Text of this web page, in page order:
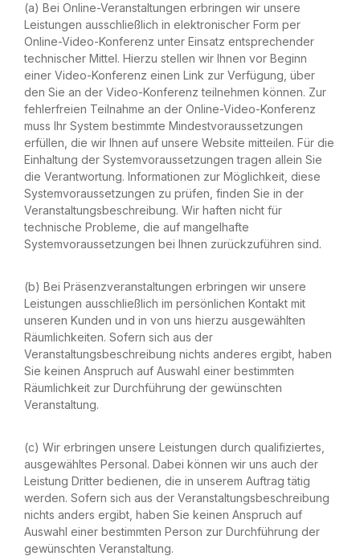
(a) Bei Online-Veranstaltungen erbringen wir unsere
Leistungen ausschließlich in elektronischer Form per
Online-Video-Konferenz unter Einsatz entsprechender
technischer Mittel. Hierzu stellen wir Ihnen vor Beginn
einer Video-Konferenz einen Link zur Verfügung, über
den Sie an der Video-Konferenz teilnehmen können. Zur
fehlerfreien Teilnahme an der Online-Video-Konferenz
muss Ihr System bestimmte Mindestvoraussetzungen
erfüllen, die wir Ihnen auf unsere Website mitteilen. Für die
Einhaltung der Systemvoraussetzungen tragen allein Sie
die Verantwortung. Informationen zur Möglichkeit, diese
Systemvoraussetzungen zu prüfen, finden Sie in der
Veranstaltungsbeschreibung. Wir haften nicht für
technische Probleme, die auf mangelhafte
Systemvoraussetzungen bei Ihnen zurückzuführen sind.
(b) Bei Präsenzveranstaltungen erbringen wir unsere
Leistungen ausschließlich im persönlichen Kontakt mit
unseren Kunden und in von uns hierzu ausgewählten
Räumlichkeiten. Sofern sich aus der
Veranstaltungsbeschreibung nichts anderes ergibt, haben
Sie keinen Anspruch auf Auswahl einer bestimmten
Räumlichkeit zur Durchführung der gewünschten
Veranstaltung.
(c) Wir erbringen unsere Leistungen durch qualifiziertes,
ausgewähltes Personal. Dabei können wir uns auch der
Leistung Dritter bedienen, die in unserem Auftrag tätig
werden. Sofern sich aus der Veranstaltungsbeschreibung
nichts anders ergibt, haben Sie keinen Anspruch auf
Auswahl einer bestimmten Person zur Durchführung der
gewünschten Veranstaltung.